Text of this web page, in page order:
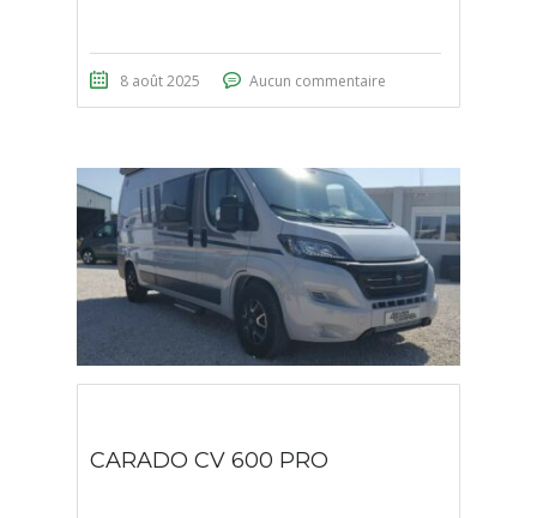
8 août 2025 Aucun commentaire
CARADO CV 600 PRO